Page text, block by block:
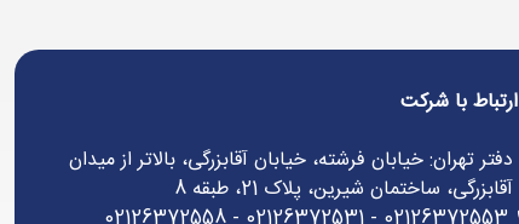
ارتباط با شرکت
دفتر تهران: خیابان فرشته، خیابان آقابزرگی، بالاتر از میدان
آقابزرگی، ساختمان شیرین، پلاک 21، طبقه 8